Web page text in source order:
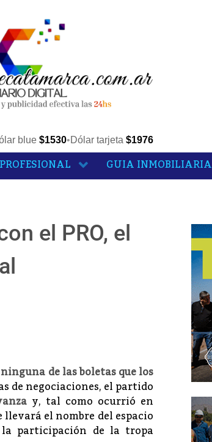
blue $1530•Dólar tarjeta $1976
GUIA INMOBILIARIA
el PRO, el
de las boletas que los
de negociaciones, el partido
y, tal como ocurrió en
el nombre del espacio
participación de la tropa